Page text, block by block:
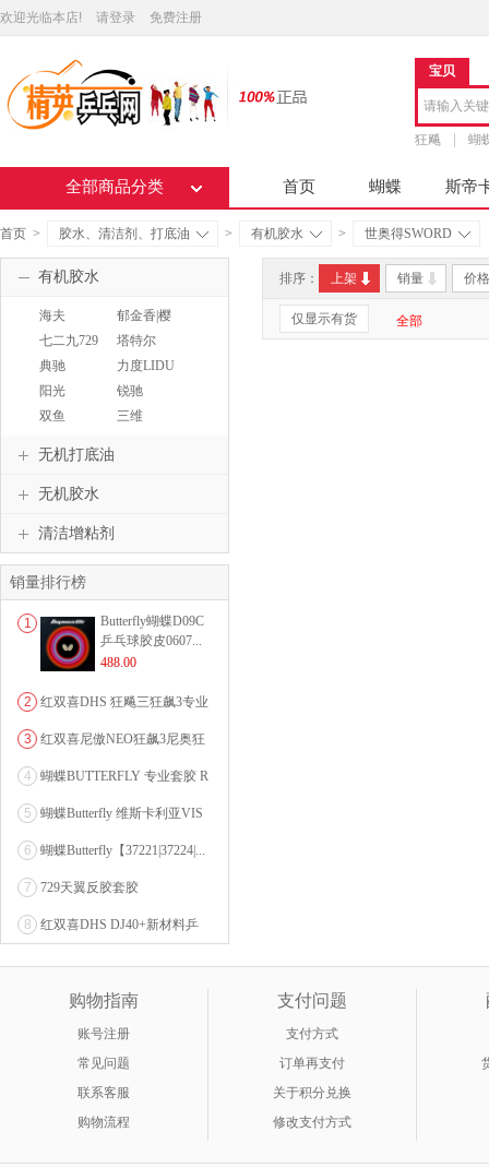
欢迎光临本店! 请登录 免费注册
宝贝
狂飚 蝴
全部商品分类 首页 蝴蝶 斯帝
首页 > 胶水、清洁剂、打底油 > 有机胶水 > 世奥得SWORD
排序： 上架 销量 价格
仅显示有货 全部
有机胶水
海夫
郁金香|樱
花
七二九729
塔特尔
TUTTLE
典驰
力度LIDU
阳光
SUNFLEX
锐驰
双鱼
三维
无机打底油
无机胶水
清洁增粘剂
销量排行榜
1
Butterfly蝴蝶D09C
乒乓球胶皮0607...
488.00
2
红双喜DHS 狂飚三狂飙3专业
3
红双喜尼傲NEO狂飙3尼奥狂
4
蝴蝶BUTTERFLY 专业套胶 R
5
蝴蝶Butterfly 维斯卡利亚VIS
6
蝴蝶Butterfly【37221|37224|...
7 729天翼反胶套胶
8
红双喜DHS DJ40+新材料乒
乓球 WTT系列...
购物指南
账号注册
常见问题
联系客服
购物流程
支付问题
支付方式
订单再支付
关于积分兑换
修改支付方式